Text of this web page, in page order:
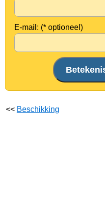
E-mail: (* optioneel)
<< Beschikking